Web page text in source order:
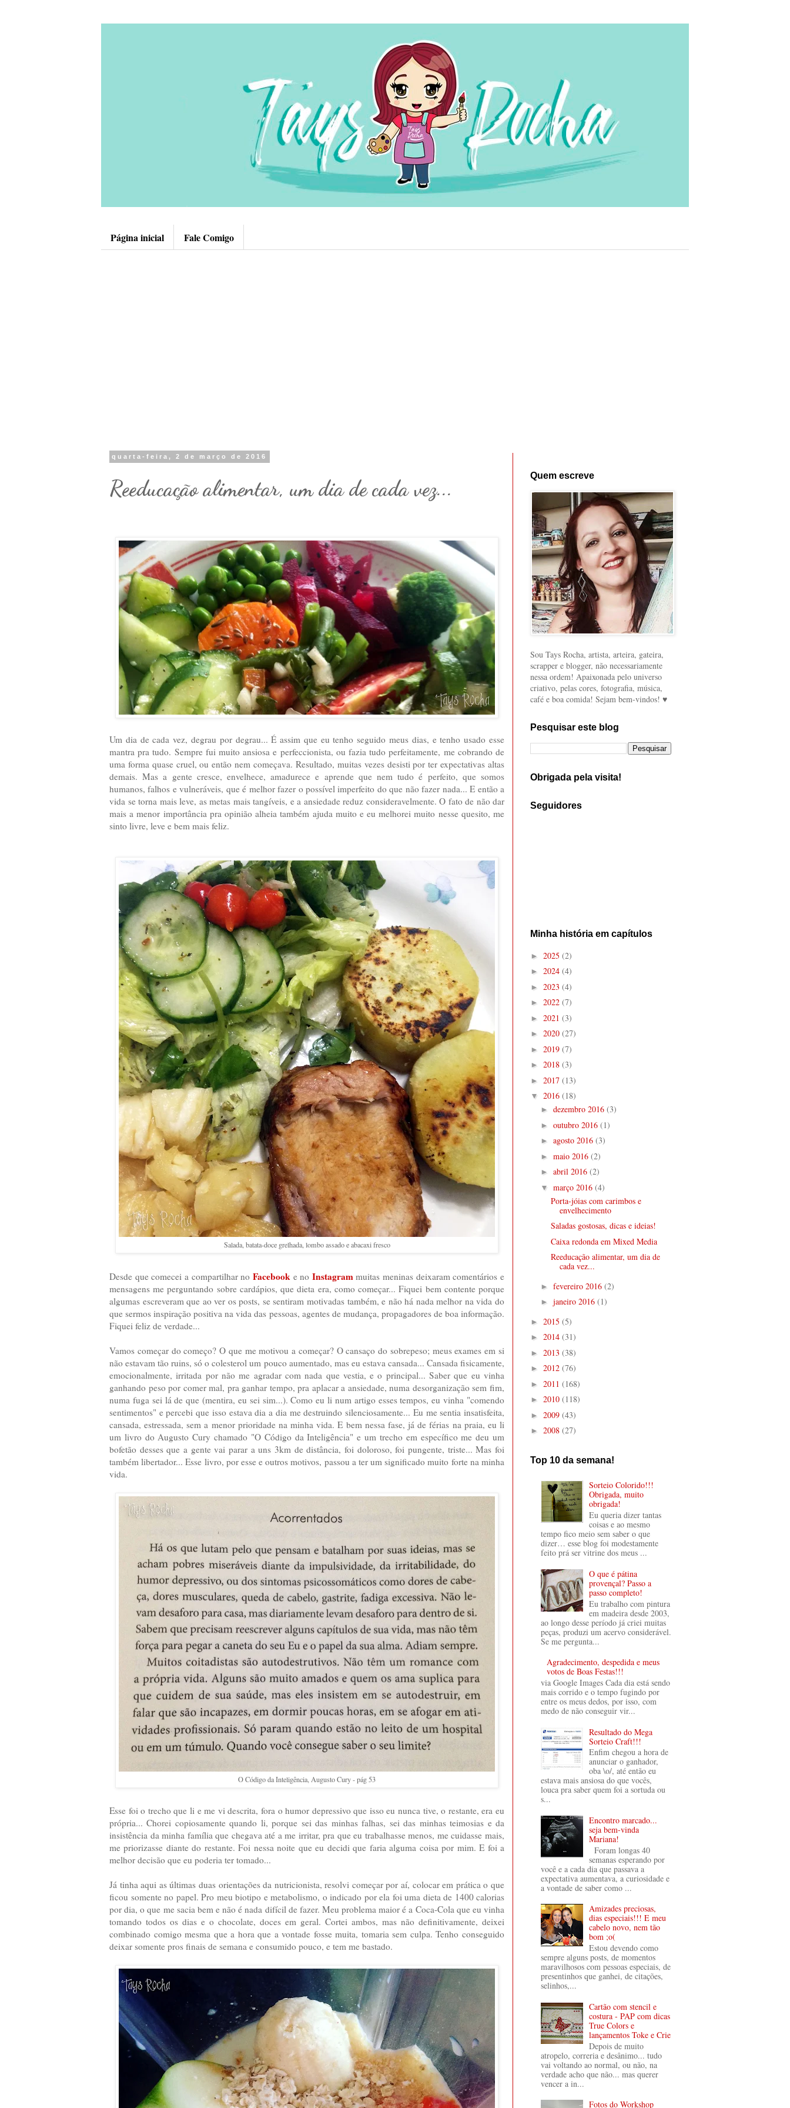
Página inicial Fale Comigo
quarta-feira, 2 de março de 2016
Reeducação alimentar, um dia de cada vez...
Um dia de cada vez, degrau por degrau... É assim que eu tenho seguido meus dias, e tenho usado esse
mantra pra tudo. Sempre fui muito ansiosa e perfeccionista, ou fazia tudo perfeitamente, me cobrando de
uma forma quase cruel, ou então nem começava. Resultado, muitas vezes desisti por ter expectativas altas
demais. Mas a gente cresce, envelhece, amadurece e aprende que nem tudo é perfeito, que somos
humanos, falhos e vulneráveis, que é melhor fazer o possível imperfeito do que não fazer nada... E então a
vida se torna mais leve, as metas mais tangíveis, e a ansiedade reduz consideravelmente. O fato de não dar
mais a menor importância pra opinião alheia também ajuda muito e eu melhorei muito nesse quesito, me
sinto livre, leve e bem mais feliz.
Salada, batata-doce grelhada, lombo assado e abacaxi fresco
Desde que comecei a compartilhar no Facebook e no Instagram muitas meninas deixaram comentários e
mensagens me perguntando sobre cardápios, que dieta era, como começar... Fiquei bem contente porque
algumas escreveram que ao ver os posts, se sentiram motivadas também, e não há nada melhor na vida do
que sermos inspiração positiva na vida das pessoas, agentes de mudança, propagadores de boa informação.
Fiquei feliz de verdade...
Vamos começar do começo? O que me motivou a começar? O cansaço do sobrepeso; meus exames em si
não estavam tão ruins, só o colesterol um pouco aumentado, mas eu estava cansada... Cansada fisicamente,
emocionalmente, irritada por não me agradar com nada que vestia, e o principal... Saber que eu vinha
ganhando peso por comer mal, pra ganhar tempo, pra aplacar a ansiedade, numa desorganização sem fim,
numa fuga sei lá de que (mentira, eu sei sim...). Como eu li num artigo esses tempos, eu vinha "comendo
sentimentos" e percebi que isso estava dia a dia me destruindo silenciosamente... Eu me sentia insatisfeita,
cansada, estressada, sem a menor prioridade na minha vida. E bem nessa fase, já de férias na praia, eu li
um livro do Augusto Cury chamado "O Código da Inteligência" e um trecho em específico me deu um
bofetão desses que a gente vai parar a uns 3km de distância, foi doloroso, foi pungente, triste... Mas foi
também libertador... Esse livro, por esse e outros motivos, passou a ter um significado muito forte na minha
vida.
O Código da Inteligência, Augusto Cury - pág 53
Esse foi o trecho que li e me vi descrita, fora o humor depressivo que isso eu nunca tive, o restante, era eu
própria... Chorei copiosamente quando li, porque sei das minhas falhas, sei das minhas teimosias e da
insistência da minha família que chegava até a me irritar, pra que eu trabalhasse menos, me cuidasse mais,
me priorizasse diante do restante. Foi nessa noite que eu decidi que faria alguma coisa por mim. E foi a
melhor decisão que eu poderia ter tomado...
Já tinha aqui as últimas duas orientações da nutricionista, resolvi começar por aí, colocar em prática o que
ficou somente no papel. Pro meu biotipo e metabolismo, o indicado por ela foi uma dieta de 1400 calorias
por dia, o que me sacia bem e não é nada difícil de fazer. Meu problema maior é a Coca-Cola que eu vinha
tomando todos os dias e o chocolate, doces em geral. Cortei ambos, mas não definitivamente, deixei
combinado comigo mesma que a hora que a vontade fosse muita, tomaria sem culpa. Tenho conseguido
deixar somente pros finais de semana e consumido pouco, e tem me bastado.
Quem escreve
Sou Tays Rocha, artista, arteira, gateira,
scrapper e blogger, não necessariamente
nessa ordem! Apaixonada pelo universo
criativo, pelas cores, fotografia, música,
café e boa comida! Sejam bem-vindos! ♥
Pesquisar este blog
Obrigada pela visita!
Seguidores
Minha história em capítulos
► 2025 (2)
► 2024 (4)
► 2023 (4)
► 2022 (7)
► 2021 (3)
► 2020 (27)
► 2019 (7)
► 2018 (3)
► 2017 (13)
▼ 2016 (18)
► dezembro 2016 (3)
► outubro 2016 (1)
► agosto 2016 (3)
► maio 2016 (2)
► abril 2016 (2)
▼ março 2016 (4)
Porta-jóias com carimbos e
envelhecimento
Saladas gostosas, dicas e ideias!
Caixa redonda em Mixed Media
Reeducação alimentar, um dia de
cada vez...
► fevereiro 2016 (2)
► janeiro 2016 (1)
► 2015 (5)
► 2014 (31)
► 2013 (38)
► 2012 (76)
► 2011 (168)
► 2010 (118)
► 2009 (43)
► 2008 (27)
Top 10 da semana!
Sorteio Colorido!!!
Obrigada, muito
obrigada!
Eu queria dizer tantas
coisas e ao mesmo
tempo fico meio sem saber o que
dizer… esse blog foi modestamente
feito prá ser vitrine dos meus ...
O que é pátina
provençal? Passo a
passo completo!
Eu trabalho com pintura
em madeira desde 2003,
ao longo desse período já criei muitas
peças, produzi um acervo considerável.
Se me pergunta...
Agradecimento, despedida e meus
votos de Boas Festas!!!
via Google Images Cada dia está sendo
mais corrido e o tempo fugindo por
entre os meus dedos, por isso, com
medo de não conseguir vir...
Resultado do Mega
Sorteio Craft!!!
Enfim chegou a hora de
anunciar o ganhador,
oba \o/, até então eu
estava mais ansiosa do que vocês,
louca pra saber quem foi a sortuda ou
s...
Encontro marcado...
seja bem-vinda
Mariana!
Foram longas 40
semanas esperando por
você e a cada dia que passava a
expectativa aumentava, a curiosidade e
a vontade de saber como ...
Amizades preciosas,
dias especiais!!! E meu
cabelo novo, nem tão
bom ;o(
Estou devendo como
sempre alguns posts, de momentos
maravilhosos com pessoas especiais, de
presentinhos que ganhei, de citações,
selinhos,...
Cartão com stencil e
costura - PAP com dicas
True Colors e
lançamentos Toke e Crie
Depois de muito
atropelo, correria e desânimo... tudo
vai voltando ao normal, ou não, na
verdade acho que não... mas querer
vencer a in...
Fotos do Workshop